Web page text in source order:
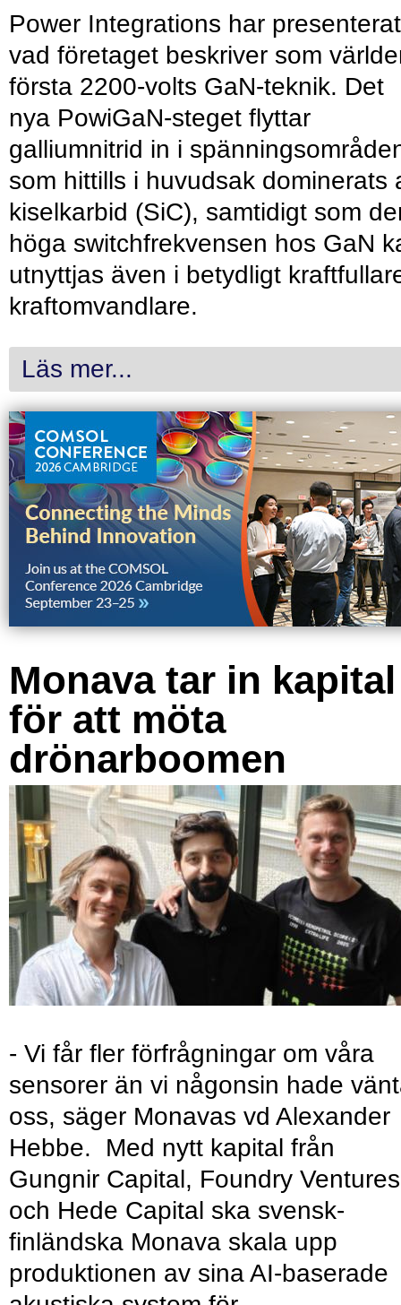
Power Integrations har presenterat
vad företaget beskriver som
första 2200-volts GaN-teknik. Det
nya PowiGaN-steget flyttar
galliumnitrid in i
som hittills i huvudsak dominerats
kiselkarbid (SiC), samtidigt som
höga switchfrekvensen hos GaN
utnyttjas även i betydligt
kraftomvandlare.
Läs mer...
Monava tar in kapital
för att möta
drönarboomen
- Vi får fler förfrågningar om våra
sensorer än vi någonsin hade
oss, säger Monavas vd Alexander
Hebbe. Med nytt kapital från
Gungnir Capital, Foundry Ventures
och Hede Capital ska svensk-
finländska Monava skala upp
produktionen av sina AI-baserade